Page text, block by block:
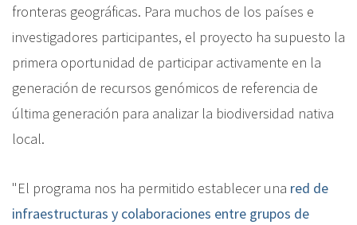
fronteras geográficas. Para muchos de los países e
investigadores participantes, el proyecto ha supuesto la
primera oportunidad de participar activamente en la
generación de recursos genómicos de referencia de
última generación para analizar la biodiversidad nativa
local.
"El programa nos ha permitido establecer una red de
infraestructuras y colaboraciones entre grupos de